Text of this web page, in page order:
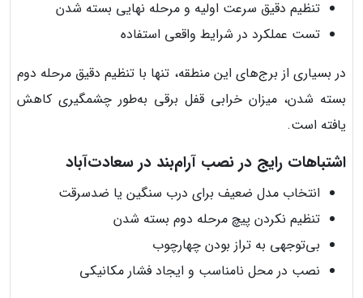
تنظیم دقیق سرعت اولیه و مرحله نهایی بسته شدن
تست عملکرد در شرایط واقعی استفاده
در بسیاری از برج‌های این منطقه، تنها با تنظیم دقیق مرحله دوم
بسته شدن، میزان خرابی قفل برقی به‌طور چشمگیری کاهش
یافته است.
اشتباهات رایج در نصب آرام‌بند در سعادت‌آباد
انتخاب مدل ضعیف برای درب سنگین یا ضدسرقت
تنظیم نکردن پیچ مرحله دوم بسته شدن
بی‌توجهی به تراز بودن چهارچوب
نصب در محل نامناسب و ایجاد فشار مکانیکی